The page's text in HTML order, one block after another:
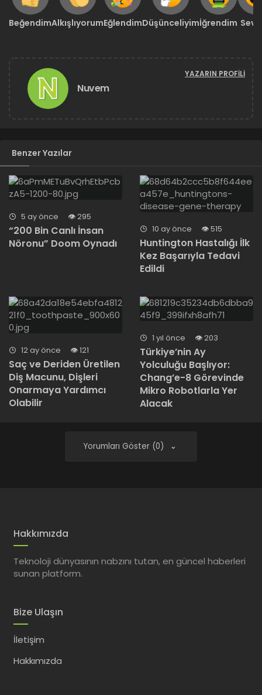
BeğendimAlkışlıyorumEğlendimDüşünceliyimİğrendim
Nuvem
YAZARIN PROFILI
Benzer Yazılar
5 ay önce 295
“200 Bin Canlı İnsan
Nöronu” Doom Oynadı
10 ay önce 515
Huntington Hastalığı İlk
Kez Başarıyla Tedavi
Edildi
12 ay önce 121
Saç ve Deriden Üretilen
Diş Macunu, Dişleri
Onarmaya Yardımcı
Olabilir
1 yıl önce 203
Türkiye’nin Ay
Yolculuğu Başlıyor:
Chang’e-8 Görevinde
Mikro Robotlarla Yer
Alacak
Yorumları Göster (0)
Hakkımızda
Teknoloji dünyasının nabzını tutan, en güncel haberleri
sunan platform.
Bize Ulaşın
İletişim
Hakkımızda